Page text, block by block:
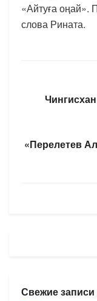
«Айтуға
слова Рината.
«Перелетев
Свежие записи